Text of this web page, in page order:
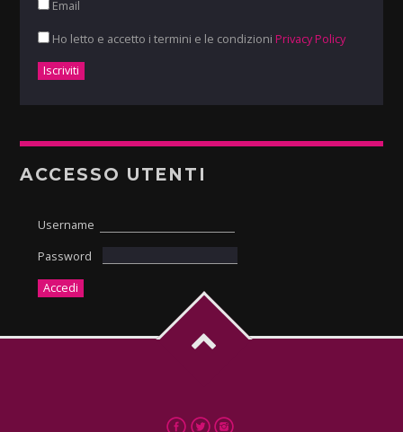
Email
Ho letto e accetto i termini e le condizioni Privacy Policy
ACCESSO UTENTI
Username
Password